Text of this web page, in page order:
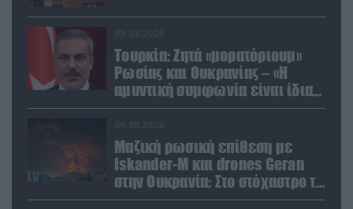
Τουρκία: Ζητά «μορατόριουμ»
Ρωσίας και Ουκρανίας – «Η
αμυντική συμφωνία είναι ίδια
με το άρθρο 5 του ΝΑΤΟ» (upd)
Μαζική ρωσική επίθεση με
Iskander-M και drones Geran
στην Ουκρανία: Στο στόχαστρο το
εργοστάσιο των Flamingo